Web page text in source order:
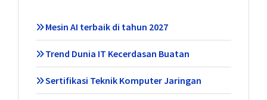
Mesin AI terbaik di tahun 2027
Trend Dunia IT Kecerdasan Buatan
Sertifikasi Teknik Komputer Jaringan